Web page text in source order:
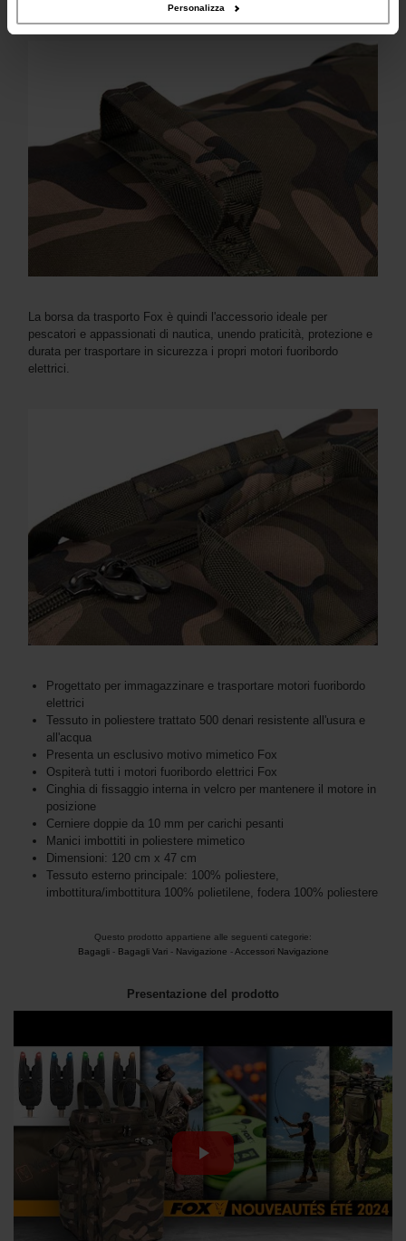
Personalizza
La borsa da trasporto Fox è quindi l'accessorio ideale per
pescatori e appassionati di nautica, unendo praticità, protezione e
durata per trasportare in sicurezza i propri motori fuoribordo
elettrici.
Progettato per immagazzinare e trasportare motori fuoribordo
elettrici
Tessuto in poliestere trattato 500 denari resistente all'usura e
all'acqua
Presenta un esclusivo motivo mimetico Fox
Ospiterà tutti i motori fuoribordo elettrici Fox
Cinghia di fissaggio interna in velcro per mantenere il motore in
posizione
Cerniere doppie da 10 mm per carichi pesanti
Manici imbottiti in poliestere mimetico
Dimensioni: 120 cm x 47 cm
Tessuto esterno principale: 100% poliestere,
imbottitura/imbottitura 100% polietilene, fodera 100% poliestere
Questo prodotto appartiene alle seguenti categorie:
Bagagli- Bagagli Vari- Navigazione -Accessori Navigazione
Presentazione del prodotto